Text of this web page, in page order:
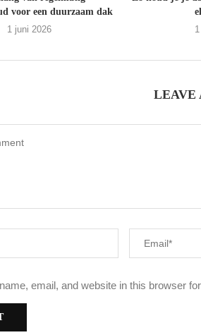
voor een duurzaam dak
1 juni 2026
LEAVE
email, and website in this browser